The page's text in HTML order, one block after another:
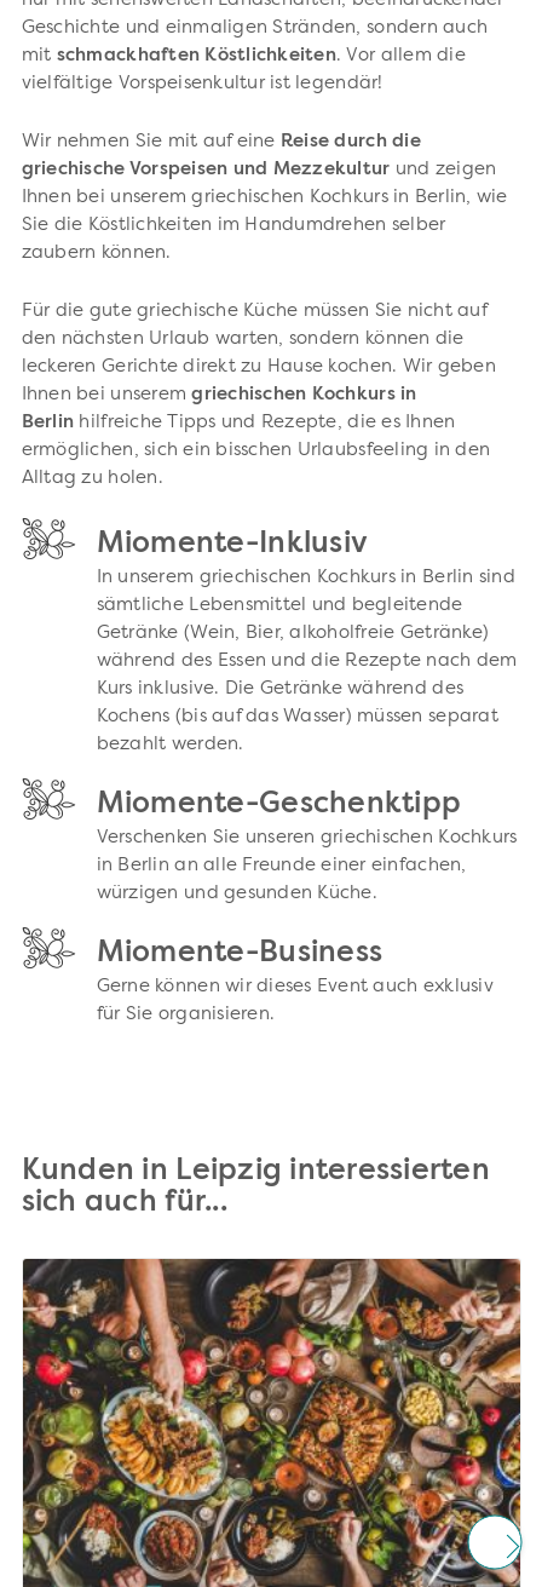
Geschichte und einmaligen Stränden, sondern auch
mit schmackhaften Köstlichkeiten. Vor allem die
vielfältige Vorspeisenkultur ist legendär!
Wir nehmen Sie mit auf eine Reise durch die
griechische Vorspeisen und Mezzekultur und zeigen
Ihnen bei unserem griechischen Kochkurs in Berlin, wie
Sie die Köstlichkeiten im Handumdrehen selber
zaubern können.
Für die gute griechische Küche müssen Sie nicht auf
den nächsten Urlaub warten, sondern können die
leckeren Gerichte direkt zu Hause kochen. Wir geben
Ihnen bei unseremgriechischen Kochkurs in
Berlin hilfreiche Tipps und Rezepte, die es Ihnen
ermöglichen, sich ein bisschen Urlaubsfeeling in den
Alltag zu holen.
Miomente-Inklusiv
In unserem griechischen Kochkurs in Berlin sind
sämtliche Lebensmittel und begleitende
Getränke (Wein, Bier, alkoholfreie Getränke)
während des Essen und die Rezepte nach dem
Kurs inklusive. Die Getränke während des
Kochens (bis auf das Wasser) müssen separat
bezahlt werden.
Miomente-Geschenktipp
Verschenken Sie unseren griechischen Kochkurs
in Berlin an alle Freunde einer einfachen,
würzigen und gesunden Küche.
Miomente-Business
Gerne können wir dieses Event auch exklusiv
für Sie organisieren.
Kunden in Leipzig interessierten
sich auch für...